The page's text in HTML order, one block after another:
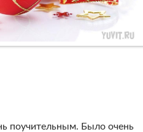
поучительным. Было очень